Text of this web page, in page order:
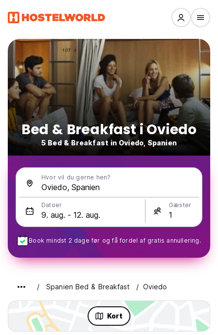
Bed & Breakfast i Oviedo
5 Bed & Breakfast in Oviedo, Spanien
Hvor vil du gerne hen?
Datoer Gæster
Book mindst 2 dage før og få fordel af gratis annullering.
Spanien Bed & Breakfast Oviedo
Kort